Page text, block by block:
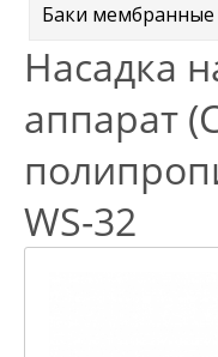
Баки мембранные
Насадка
аппарат
WS-32